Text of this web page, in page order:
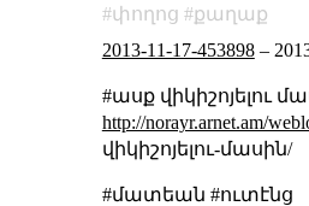
փողոց
քաղաք
2013-11-17-453898–
#ասք վիկիշոյելու
http://norayr.arnet.am/
վիկիշոյելու-մասին/
#մատեան #ուտէնց